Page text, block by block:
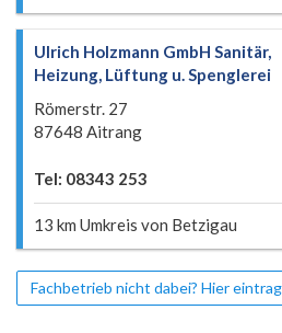
Ulrich Holzmann GmbH Sanitär,
Heizung, Lüftung u. Spenglerei
Römerstr. 27
87648 Aitrang
Tel: 08343 253
13 km Umkreis von Betzigau
Fachbetrieb nicht dabei? Hier